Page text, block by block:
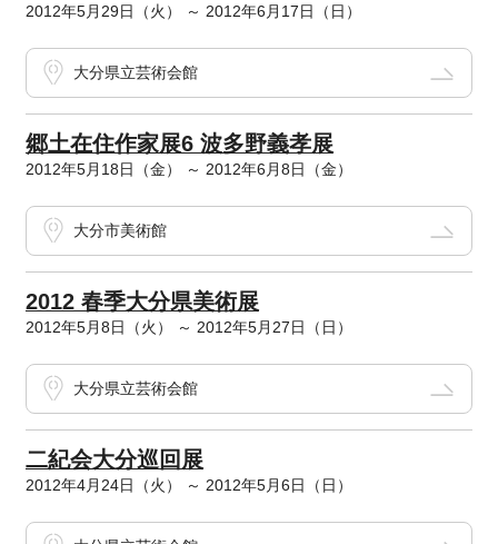
2012年5月29日（火） ～ 2012年6月17日（日）
大分県立芸術会館
郷土在住作家展6 波多野義孝展
2012年5月18日（金） ～ 2012年6月8日（金）
大分市美術館
2012 春季大分県美術展
2012年5月8日（火） ～ 2012年5月27日（日）
大分県立芸術会館
二紀会大分巡回展
2012年4月24日（火） ～ 2012年5月6日（日）